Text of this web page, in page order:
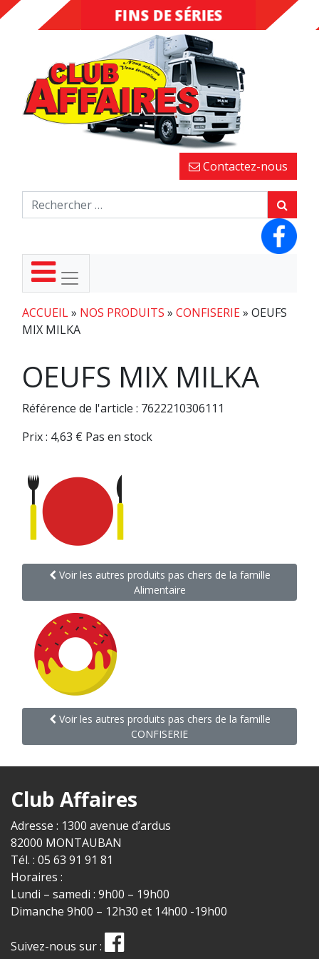
DESTOCKAGE
FINS DE SÉRIES
Contactez-nous
ACCUEIL» NOS PRODUITS » CONFISERIE» OEUFS
MIX MILKA
OEUFS MIX MILKA
Référence de l'article : 7622210306111
Prix : 4,63 € Pas en stock
Voir les autres produits pas chers de la famille
Alimentaire
Voir les autres produits pas chers de la famille
CONFISERIE
Club Affaires
Adresse : 1300 avenue d’ardus
82000 MONTAUBAN
Tél. : 05 63 91 91 81
Horaires :
Lundi – samedi : 9h00 – 19h00
Dimanche 9h00 – 12h30 et 14h00 -19h00
Suivez-nous sur :